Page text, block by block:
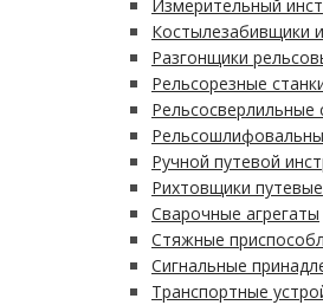
Измерительный
Костылезабивщики
Разгонщики
Рельсорезные
Рельсосверлильные
Ручной путевой
Рихтовщики путевые
Сварочные агрегаты
Стяжные
Сигнальные
Транспортные